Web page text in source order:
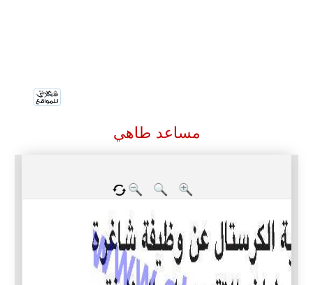
مساعد طاهي